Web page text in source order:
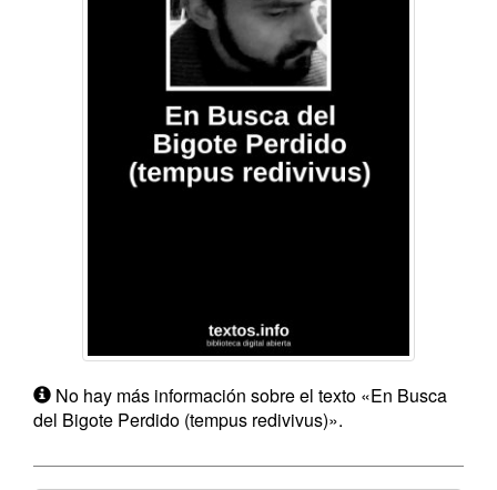
No hay más información sobre el texto «En Busca
del Bigote Perdido (tempus redivivus)».